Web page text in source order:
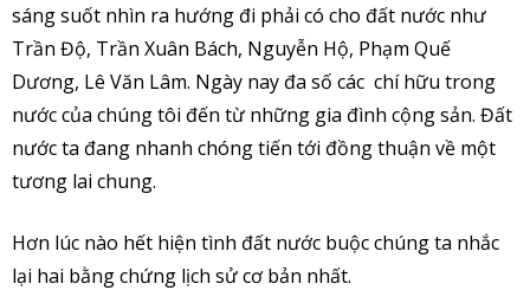
sáng suốt nhìn ra hướng đi phải có cho đất nước như
Trần Độ, Trần Xuân Bách, Nguyễn Hộ, Phạm Quế
Dương, Lê Văn Lâm. Ngày nay đa số các chí hữu trong
nước của chúng tôi đến từ những gia đình cộng sản. Đất
nước ta đang nhanh chóng tiến tới đồng thuận về một
tương lai chung.
Hơn lúc nào hết hiện tình đất nước buộc chúng ta nhắc
lại hai bằng chứng lịch sử cơ bản nhất.